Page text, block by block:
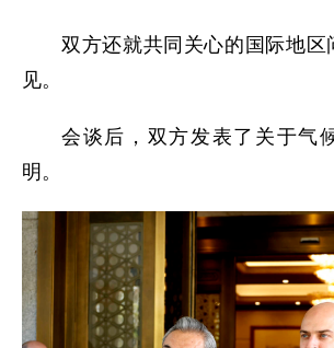
双方还就共同关心的国际地区
见。
会谈后，双方发表了关于气
明。